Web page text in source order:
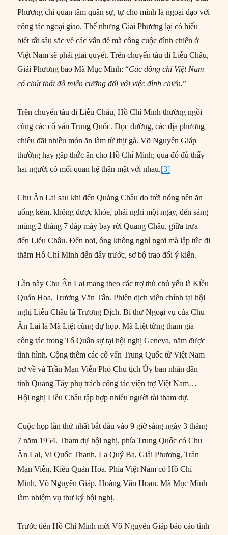
Phương chỉ quan tâm quân sự, tự cho mình là ngoại đạo với
công tác ngoại giao. Thế nhưng Giải Phương lại có hiểu
biết rất sâu sắc về các vấn đề mà công cuộc đình chiến ở
Việt Nam sẽ phải giải quyết. Trên chuyến tàu đi Liễu Châu,
Giải Phương bảo Mã Mục Minh: “Cácđồng chíViệt Nam
có chút thái độ miễn cưỡng đốivới việc đình chiến.”
Trên chuyến tàu đi Liễu Châu, Hồ Chí Minh thường ngồi
cùng các cố vấn Trung Quốc. Dọc đường, các địa phương
chiêu đãi nhiều món ăn làm từ thịt gà. Võ Nguyên Giáp
thường hay gắp thức ăn cho Hồ Chí Minh; qua đó đủ thấy
hai người có mối quan hệ thân mật với nhau.[3]
Chu Ân Lai sau khi đến Quảng Châu do trời nóng nên ăn
uống kém, không được khỏe, phải nghỉ một ngày, đến sáng
mùng 2 tháng 7 đáp máy bay rời Quảng Châu, giữa trưa
đến Liễu Châu. Đến nơi, ông không nghỉ ngơi mà lập tức đi
thăm Hồ Chí Minh đến đây trước, sơ bộ trao đổi ý kiến.
Lần này Chu Ân Lai mang theo các trợ thủ chủ yếu là Kiều
Quán Hoa, Trương Văn Tấn. Phiên dịch viên chính tại hội
nghị Liễu Châu là Trương Dịch. Bí thư Ngoại vụ của Chu
Ân Lai là Mã Liệt cũng dự họp. Mã Liệt từng tham gia
công tác trong Tổ Quân sự tại hội nghị Geneva, nắm được
tình hình. Cộng thêm các cố vấn Trung Quốc từ Việt Nam
trở về và Trần Mạn Viễn Phó Chủ tịch Ủy ban nhân dân
tỉnh Quảng Tây phụ trách công tác viện trợ Việt Nam…
Hội nghị Liễu Châu tập hợp nhiều người tài tham dự.
Cuộc họp lần thứ nhất bắt đầu vào 9 giờ sáng ngày 3 tháng
7 năm 1954. Tham dự hội nghị, phía Trung Quốc có Chu
Ân Lai, Vi Quốc Thanh, La Quý Ba, Giải Phương, Trần
Mạn Viễn, Kiều Quán Hoa. Phía Việt Nam có Hồ Chí
Minh, Võ Nguyên Giáp, Hoàng Văn Hoan. Mã Mục Minh
làm nhiệm vụ thư ký hội nghị.
Trước tiên Hồ Chí Minh mời Võ Nguyên Giáp báo cáo tình